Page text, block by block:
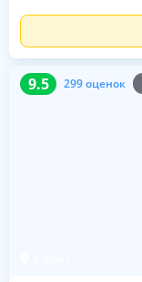
9.5 299 оценок
9.5 299 оценок